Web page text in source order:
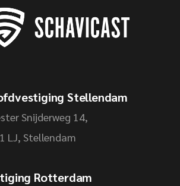
Stellendam
Snijderweg 14,
LJ, Stellendam
Rotterdam